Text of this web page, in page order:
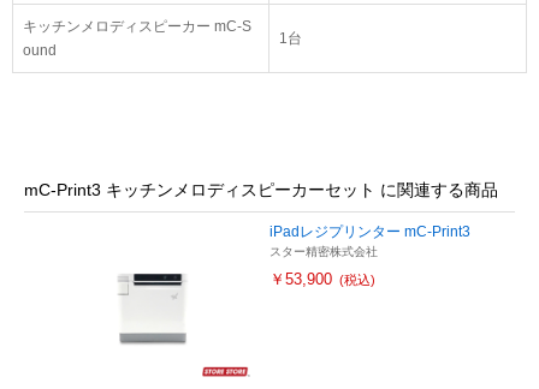
キッチンメロディスピーカー mC-S
ound
1台
mC-Print3 キッチンメロディスピーカーセット に関連する商品
iPadレジプリンター mC-Print3
スター精密株式会社
￥53,900 (税込)